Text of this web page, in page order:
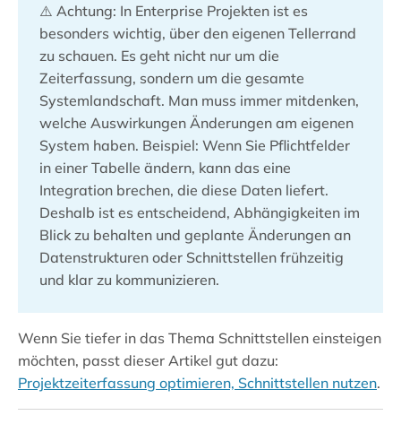
⚠️ Achtung: In Enterprise Projekten ist es
besonders wichtig, über den eigenen Tellerrand
zu schauen. Es geht nicht nur um die
Zeiterfassung, sondern um die gesamte
Systemlandschaft. Man muss immer mitdenken,
welche Auswirkungen Änderungen am eigenen
System haben. Beispiel: Wenn Sie Pflichtfelder
in einer Tabelle ändern, kann das eine
Integration brechen, die diese Daten liefert.
Deshalb ist es entscheidend, Abhängigkeiten im
Blick zu behalten und geplante Änderungen an
Datenstrukturen oder Schnittstellen frühzeitig
und klar zu kommunizieren.
Wenn Sie tiefer in das Thema Schnittstellen einsteigen
möchten, passt dieser Artikel gut dazu:
Projektzeiterfassung optimieren, Schnittstellen nutzen.